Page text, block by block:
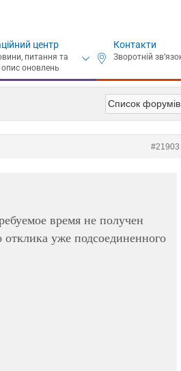
центр Контакти
Список форумів
#21903
время не получен
уже подсоединенного